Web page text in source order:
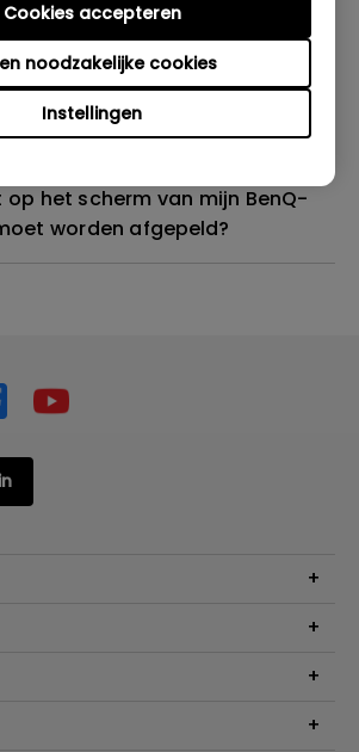
Instellingen
noodzakelijke cookies
Cookies accepteren
detectiebereik van de
Waarom werkt de ECO-sensor
niet zoals bedoeld?
het scherm van mijn BenQ-
worden afgepeld?